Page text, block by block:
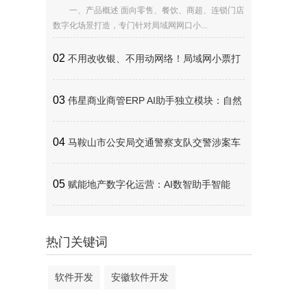
一、产品概述 面向零售、餐饮、商超、连锁门店
数字化场景打造，专门针对局域网网口小...
02 不用改收银、不用动网络！局域网小票打
印机数据采集，终于实现轻量化全覆盖
03 伟星商业商管ERP AI助手独立模块：自然
语言AI问数解决方案
04 马鞍山市公安局交通警察支队交警涉案车
辆管理系统应用案例：全流程线上化闭环管理
05 赋能地产数字化运营：AI数智助手智能
热门关键词
软件开发 安徽软件开发